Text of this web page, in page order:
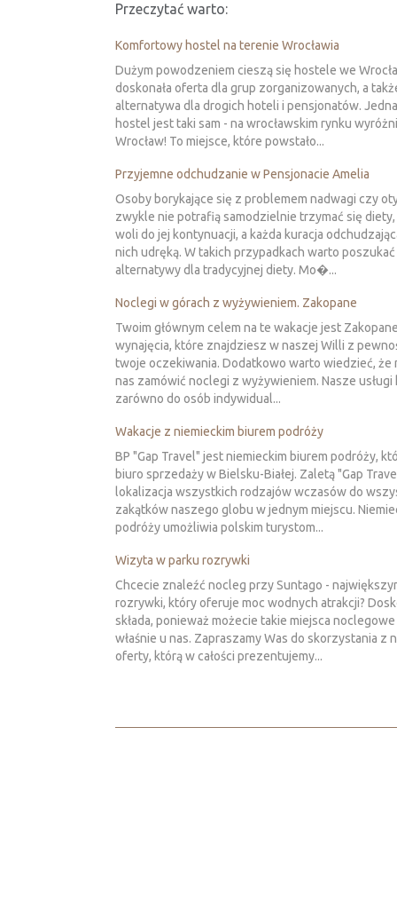
Przeczytać warto:
Komfortowy hostel na terenie Wrocławia
Dużym powodzeniem cieszą się hostele we
doskonała oferta dla grup zorganizowanych, a
alternatywa dla drogich hoteli i pensjonatów.
hostel jest taki sam - na wrocławskim rynku
Wrocław! To miejsce, które powstało...
Przyjemne odchudzanie w Pensjonacie Amelia
Osoby borykające się z problemem nadwagi czy
zwykle nie potrafią samodzielnie trzymać się diety,
woli do jej kontynuacji, a każda kuracja
nich udręką. W takich przypadkach warto poszukać
alternatywy dla tradycyjnej diety. Mo�...
Noclegi w górach z wyżywieniem. Zakopane
Twoim głównym celem na te wakacje jest
wynajęcia, które znajdziesz w naszej Willi z
twoje oczekiwania. Dodatkowo warto wiedzieć, że
nas zamówić noclegi z wyżywieniem. Nasze usługi
zarówno do osób indywidual...
Wakacje z niemieckim biurem podróży
BP "Gap Travel" jest niemieckim biurem podróży,
biuro sprzedaży w Bielsku-Białej. Zaletą "Gap
lokalizacja wszystkich rodzajów wczasów do
zakątków naszego globu w jednym miejscu.
podróży umożliwia polskim turystom...
Wizyta w parku rozrywki
Chcecie znaleźć nocleg przy Suntago -
rozrywki, który oferuje moc wodnych atrakcji?
składa, ponieważ możecie takie miejsca
właśnie u nas. Zapraszamy Was do skorzystania z
oferty, którą w całości prezentujemy...